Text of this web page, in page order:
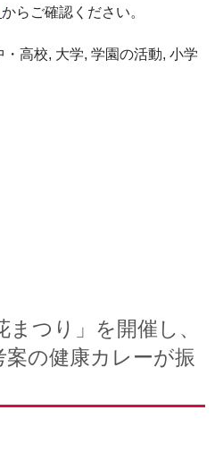
からご確認ください。
・高校, 大学, 学園の活動, 小学
つり」を開催し、
の健康カレーが振